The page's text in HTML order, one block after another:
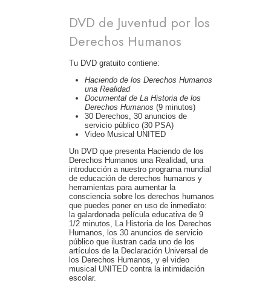
DVD de Juventud por los
Derechos Humanos
Tu DVD gratuito contiene:
Haciendo de los Derechos Humanos
una Realidad
Documental de La Historia de los
Derechos Humanos (9 minutos)
30 Derechos, 30 anuncios de
servicio público (30 PSA)
Video Musical UNITED
Un DVD que presenta Haciendo de los
Derechos Humanos una Realidad, una
introducción a nuestro programa mundial
de educación de derechos humanos y
herramientas para aumentar la
consciencia sobre los derechos humanos
que puedes poner en uso de inmediato:
la galardonada película educativa de 9
1/2 minutos, La Historia de los Derechos
Humanos, los 30 anuncios de servicio
público que ilustran cada uno de los
artículos de la Declaración Universal de
los Derechos Humanos, y el video
musical UNITED contra la intimidación
escolar.